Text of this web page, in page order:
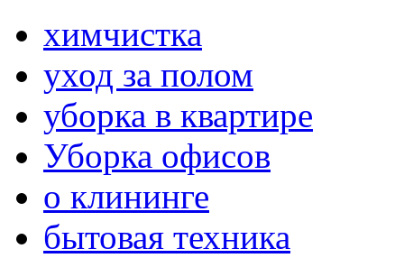
химчистка
уход за полом
уборка в квартире
Уборка офисов
о клининге
бытовая техника